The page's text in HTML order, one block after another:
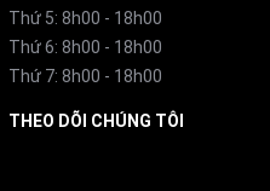
Thứ 5: 8h00 - 18h00
Thứ 6: 8h00 - 18h00
Thứ 7: 8h00 - 18h00
THEO DÕI CHÚNG TÔI